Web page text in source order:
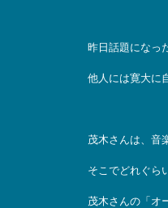
昨日話題になっ
他人には寛大に
茂木さんは、音
そこでどれぐら
茂木さんの「オ